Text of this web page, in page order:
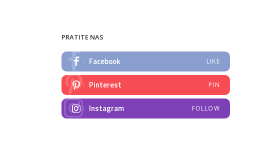
PRATITE NAS
Facebook LIKE
Pinterest PIN
Instagram FOLLOW